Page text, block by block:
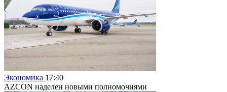
Экономика 17:40
AZCON наделен новыми полномочиями